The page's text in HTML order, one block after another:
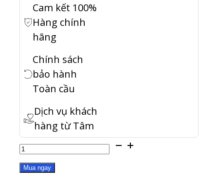
Cam kết 100%
Hàng chính
hãng
Chính sách
bảo hành
Toàn cầu
Dịch vụ khách
hàng từ Tâm
BBU-
A02-
Mua ngay